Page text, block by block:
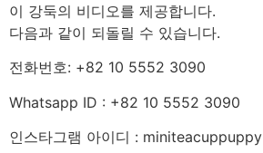
이 강둑의 비디오를 제공합니다.
다음과 같이 되돌릴 수 있습니다.
전화번호: +82 10 5552 3090
Whatsapp ID : +82 10 5552 3090
인스타그램 아이디 : miniteacuppuppy